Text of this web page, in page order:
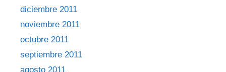
diciembre 2011
noviembre 2011
octubre 2011
septiembre 2011
agosto 2011